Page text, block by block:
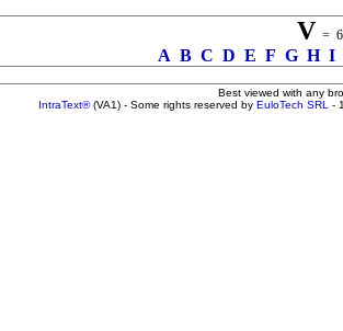
V =
A B C D E F G H I
Best viewed with any
IntraText®(VA1) - Some rights reserved by EuloTech SRL -